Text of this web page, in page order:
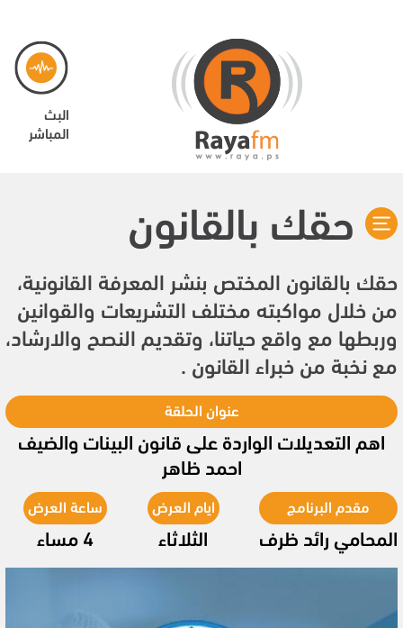
البث
المباشر
حقك بالقانون
حقك بالقانون المختص بنشر المعرفة القانونية،
من خلال مواكبته مختلف التشريعات والقوانين
وربطها مع واقع حياتنا، وتقديم النصح والارشاد،
مع نخبة من خبراء القانون .
عنوان الحلقة
اهم التعديلات الواردة على قانون البينات والضيف
احمد ظاهر
مقدم البرنامج
المحامي رائد ظرف
ايام العرض
الثلاثاء
ساعة العرض
4 مساء